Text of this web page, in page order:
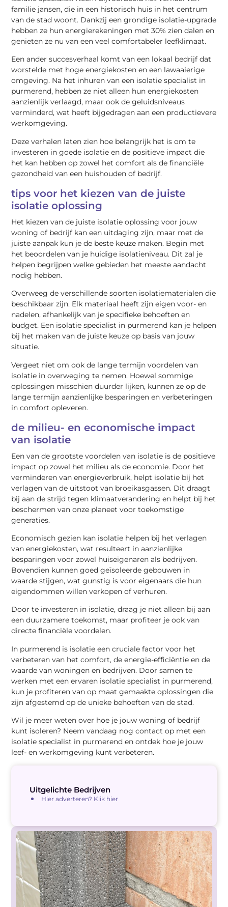
familie jansen, die in een historisch huis in het centrum
van de stad woont. Dankzij een grondige isolatie-upgrade
hebben ze hun energierekeningen met 30% zien dalen en
genieten ze nu van een veel comfortabeler leefklimaat.
Een ander succesverhaal komt van een lokaal bedrijf dat
worstelde met hoge energiekosten en een lawaaierige
omgeving. Na het inhuren van een isolatie specialist in
purmerend, hebben ze niet alleen hun energiekosten
aanzienlijk verlaagd, maar ook de geluidsniveaus
verminderd, wat heeft bijgedragen aan een productievere
werkomgeving.
Deze verhalen laten zien hoe belangrijk het is om te
investeren in goede isolatie en de positieve impact die
het kan hebben op zowel het comfort als de financiële
gezondheid van een huishouden of bedrijf.
tips voor het kiezen van de juiste
isolatie oplossing
Het kiezen van de juiste isolatie oplossing voor jouw
woning of bedrijf kan een uitdaging zijn, maar met de
juiste aanpak kun je de beste keuze maken. Begin met
het beoordelen van je huidige isolatieniveau. Dit zal je
helpen begrijpen welke gebieden het meeste aandacht
nodig hebben.
Overweeg de verschillende soorten isolatiematerialen die
beschikbaar zijn. Elk materiaal heeft zijn eigen voor- en
nadelen, afhankelijk van je specifieke behoeften en
budget. Een isolatie specialist in purmerend kan je helpen
bij het maken van de juiste keuze op basis van jouw
situatie.
Vergeet niet om ook de lange termijn voordelen van
isolatie in overweging te nemen. Hoewel sommige
oplossingen misschien duurder lijken, kunnen ze op de
lange termijn aanzienlijke besparingen en verbeteringen
in comfort opleveren.
de milieu- en economische impact
van isolatie
Een van de grootste voordelen van isolatie is de positieve
impact op zowel het milieu als de economie. Door het
verminderen van energieverbruik, helpt isolatie bij het
verlagen van de uitstoot van broeikasgassen. Dit draagt
bij aan de strijd tegen klimaatverandering en helpt bij het
beschermen van onze planeet voor toekomstige
generaties.
Economisch gezien kan isolatie helpen bij het verlagen
van energiekosten, wat resulteert in aanzienlijke
besparingen voor zowel huiseigenaren als bedrijven.
Bovendien kunnen goed geïsoleerde gebouwen in
waarde stijgen, wat gunstig is voor eigenaars die hun
eigendommen willen verkopen of verhuren.
Door te investeren in isolatie, draag je niet alleen bij aan
een duurzamere toekomst, maar profiteer je ook van
directe financiële voordelen.
In purmerend is isolatie een cruciale factor voor het
verbeteren van het comfort, de energie-efficiëntie en de
waarde van woningen en bedrijven. Door samen te
werken met een ervaren isolatie specialist in purmerend,
kun je profiteren van op maat gemaakte oplossingen die
zijn afgestemd op de unieke behoeften van de stad.
Wil je meer weten over hoe je jouw woning of bedrijf
kunt isoleren? Neem vandaag nog contact op met een
isolatie specialist in purmerend en ontdek hoe je jouw
leef- en werkomgeving kunt verbeteren.
Uitgelichte Bedrijven
Hier adverteren? Klik hier